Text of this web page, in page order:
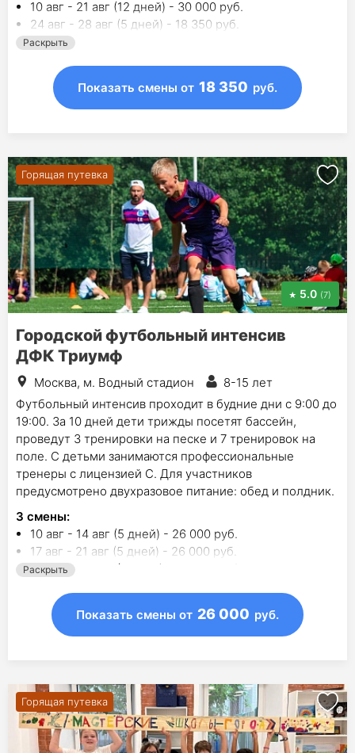
10 авг - 21 авг (12 дней) - 30 000 руб.
24 авг - 28 авг (5 дней) - 18 350 руб.
Раскрыть
Показать смены от 18 350 руб.
Горящая путевка
5.0 (7)
Городской футбольный интенсив
ДФК Триумф
Москва, м. Водный стадион
8-15 лет
Футбольный интенсив проходит в будние дни с 9:00 до
19:00. За 10 дней дети трижды посетят бассейн,
проведут 3 тренировки на песке и 7 тренировок на
поле. С детьми занимаются профессиональные
тренеры с лицензией С. Для участников
предусмотрено двухразовое питание: обед и полдник.
3 смены:
10 авг - 14 авг (5 дней) - 26 000 руб.
17 авг - 21 авг (5 дней) - 26 000 руб.
24 авг - 28 авг (5 дней) - 26 000 руб.
Раскрыть
Показать смены от 26 000 руб.
Горящая путевка